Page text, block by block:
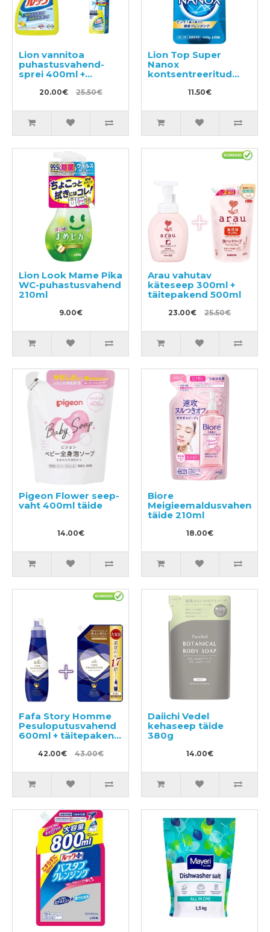
Lion vannitoa
puhastusvahend-
sprei 400ml +
täitepakend 2tk
20.00€ 25.50€
Lion Top Super
Nanox
kontsentreeritud
pesu pesemisgeel
11.50€
Lion Look Mame Pika
WC-puhastusvahend
210ml
9.00€
Arau vahutav
käteseep 300ml +
täitepakend 500ml
23.00€ 25.50€
Pigeon Flower seep-
vaht 400ml täide
14.00€
Biore
Meigieemaldusvahend
täide 210ml
18.00€
Fafa Story Homme
Pesuloputusvahend
600ml + täitepakend
42.00€ 43.00€
Daiichi Vedel
kehaseep täide
380g
14.00€